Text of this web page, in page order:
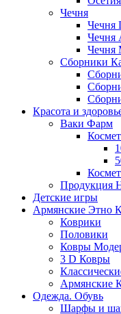
Чечня
Чечня
Чечня
Чечня
Сборники
Красота и
Ваки Фарм
Продукция
Детские игры
Армянские Этно
Коврики
Половики
Ковры
3 D Ковры
Армянские
Одежда. Обувь
Шарфы и